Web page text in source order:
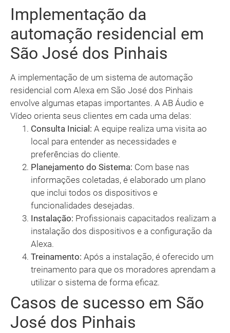
Implementação da
automação residencial em
São José dos Pinhais
A implementação de um sistema de automação
residencial com Alexa em São José dos Pinhais
envolve algumas etapas importantes. A AB Áudio e
Vídeo orienta seus clientes em cada uma delas:
Consulta Inicial: A equipe realiza uma visita ao
local para entender as necessidades e
preferências do cliente.
Planejamento do Sistema: Com base nas
informações coletadas, é elaborado um plano
que inclui todos os dispositivos e
funcionalidades desejadas.
Instalação: Profissionais capacitados realizam a
instalação dos dispositivos e a configuração da
Alexa.
Treinamento: Após a instalação, é oferecido um
treinamento para que os moradores aprendam a
utilizar o sistema de forma eficaz.
Casos de sucesso em São
José dos Pinhais